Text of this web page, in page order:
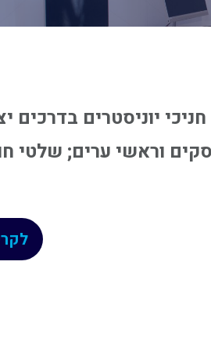
בכלכליסט ב-16 בספטמבר, חניכי
וראשי ערים; שלטי